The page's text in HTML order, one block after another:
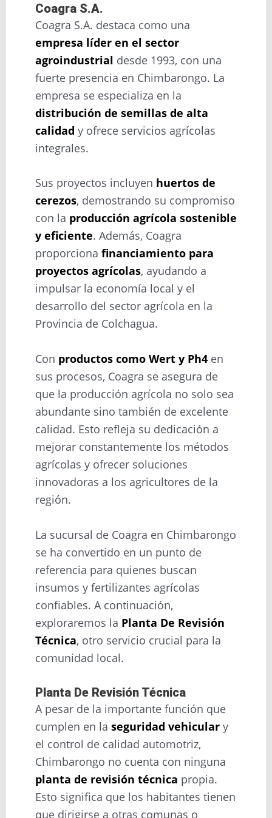
Coagra S.A.
Coagra S.A. destaca como una
empresa líder en el sector
agroindustrial desde 1993, con una
fuerte presencia en Chimbarongo. La
empresa se especializa en la
distribución de semillas de alta
calidad y ofrece servicios agrícolas
integrales.
Sus proyectos incluyen huertos de
cerezos, demostrando su compromiso
con la producción agrícola sostenible
y eficiente. Además, Coagra
proporciona financiamiento para
proyectos agrícolas, ayudando a
impulsar la economía local y el
desarrollo del sector agrícola en la
Provincia de Colchagua.
Con productos como Wert y Ph4en
sus procesos, Coagra se asegura de
que la producción agrícola no solo sea
abundante sino también de excelente
calidad. Esto refleja su dedicación a
mejorar constantemente los métodos
agrícolas y ofrecer soluciones
innovadoras a los agricultores de la
región.
La sucursal de Coagra en Chimbarongo
se ha convertido en un punto de
referencia para quienes buscan
insumos y fertilizantes agrícolas
confiables. A continuación,
exploraremos la Planta De Revisión
Técnica, otro servicio crucial para la
comunidad local.
Planta De Revisión Técnica
A pesar de la importante función que
cumplen en la seguridad vehiculary
el control de calidad automotriz,
Chimbarongo no cuenta con ninguna
planta de revisión técnica propia.
Esto significa que los habitantes tienen
que dirigirse a otras comunas o